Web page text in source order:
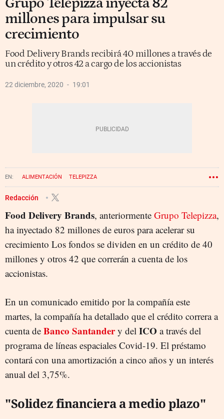
millones para impulsar su
crecimiento
Food Delivery Brands recibirá 40 millones a través de
un crédito y otros 42 a cargo de los accionistas
22 diciembre, 2020 19:01
ALIMENTACIÓN TELEPIZZA
Redacción
Food Delivery Brands, anteriormente Grupo Telepizza,
ha inyectado 82 millones de euros para acelerar su
crecimiento Los fondos se dividen en un crédito de 40
millones y otros 42 que correrán a cuenta de los
accionistas.
En un comunicado emitido por la compañía este
martes, la compañía ha detallado que el crédito correra a
cuenta de Banco Santandery del ICO a través del
programa de líneas espaciales Covid-19. El préstamo
contará con una amortización a cinco años y un interés
anual del 3,75%.
"Solidez financiera a medio plazo"